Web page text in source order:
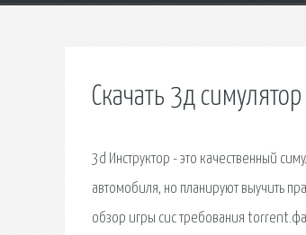
Скачать 3д
3d Инструктор - это качественный
автомобиля, но планируют выучить
обзор игры сис требования